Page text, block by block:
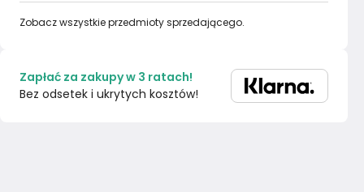
Zobacz wszystkie przedmioty sprzedającego.
Zapłać za zakupy w 3 ratach!
Bez odsetek i ukrytych kosztów!